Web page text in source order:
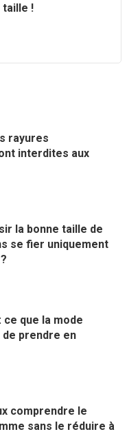
!
rayures
interdites aux
la bonne taille de
se fier uniquement
ce que la mode
prendre en
comprendre le
sans le réduire à